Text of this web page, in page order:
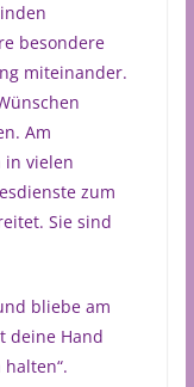
besondere
miteinander.
Am
in vielen
zum
Sie sind
bliebe am
deine Hand